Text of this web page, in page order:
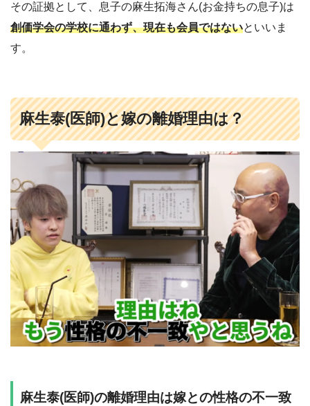
その証拠として、息子の麻生拓海さん(お金持ちの息子)は
創価学会の学校に通わず、現在も会員ではないといいま
す。
麻生泰(医師)と嫁の離婚理由は？
麻生泰(医師)の離婚理由は嫁との性格の不一致